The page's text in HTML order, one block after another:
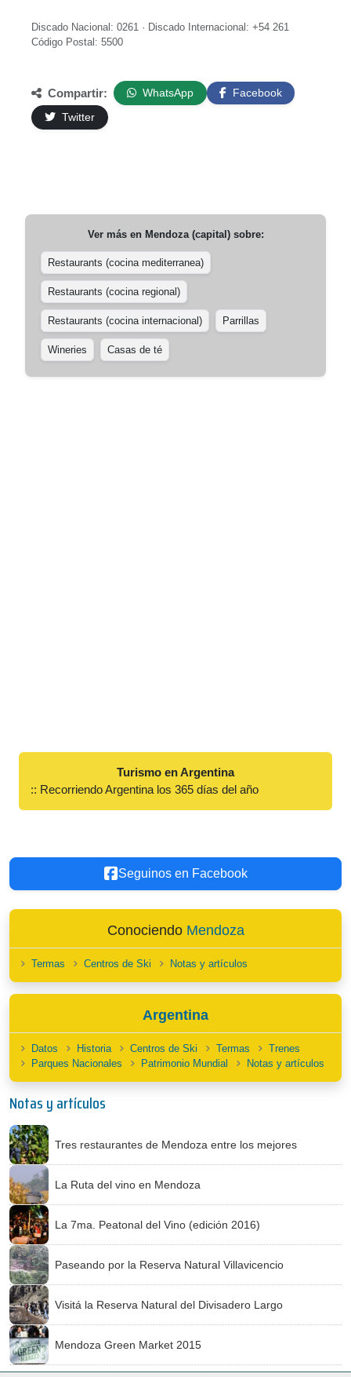
Discado Nacional: 0261 · Discado Internacional: +54 261
Código Postal: 5500
Compartir: WhatsApp
Facebook
Twitter
Ver más en Mendoza (capital)sobre:
Restaurants (cocina mediterranea)
Restaurants (cocina regional)
Restaurants (cocina internacional) Parrillas
Wineries Casas de té
Turismo en Argentina
:: Recorriendo Argentina los 365 días del año
Seguinos en Facebook
Conociendo Mendoza
Termas Centros de Ski Notas y artículos
Argentina
Datos Historia Centros de Ski Termas
Trenes
Parques Nacionales
Patrimonio Mundial Notas y artículos
Notas y artículos
Tres restaurantes de Mendoza entre los mejores
La Ruta del vino en Mendoza
La 7ma. Peatonal del Vino (edición 2016)
Paseando por la Reserva Natural Villavicencio
Visitá la Reserva Natural del Divisadero Largo
Mendoza Green Market 2015